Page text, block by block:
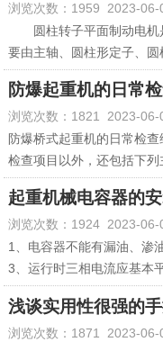
位置。
分钟，去掉载荷后检查是否
4、使用中，禁止在不允
5、不允许倾斜起吊及做水
6、限位器是防止吊钩上升
置，因而不能把限位器当开
7、工作完毕后，把电源的
8、防爆电动葫芦应由专人
9、应至少每十天由专门人
时采取措施，并仔细加以记
10、检查防爆电动机，防
卸防爆外壳时，首先切断主
11、拆卸时隔爆面应严加
造成传爆。当隔爆外壳有
装隔爆外壳将每个螺栓紧，
12、各机构应动作平稳，
合如下要求：S<=v>
浏览次数：1959 2023-06-
圆柱转子平面制动电机
要由主轴、圆柱形定子、
器等组成，电磁圆盘式制
摩擦片、磁轭、衔铁、制动
接触。
圆柱转子平面制动电机的特
圆柱转子平面制动电机前
构及尺寸与同功率的锥形
形转子电动机也完全一样，
构和参数。但是圆柱转子平
（1）圆柱形定子、圆柱形
生产。
（2）无轴向窜动，中间轴
（3）外接直流电磁圆盘式
动。
防爆起重机的日常
浏览次数：1821 2023-06-
防爆桥式起重机的日常检
检查项目以外，还包括下列
（1）保持整机及环境清洁
品，技术人员应定期检查起
环境具有良好的通风散热条
表面温度不得超过规定的高
（2）各设备零部件安装应
（3）检查各机电设备、部
形。电缆进线口应密封可靠
（4）各种保护、联锁、检
起重机械电容器的
浏览次数：1924 2023-06-
1、电容器不能有漏油、渗
3、运行时三相电流应基本
断的、要及时更换相应的熔
4、运行时三相电压应接近
（400V）1.1倍（440V）时
浅谈实用性很强的
浏览次数：1871 2023-06-